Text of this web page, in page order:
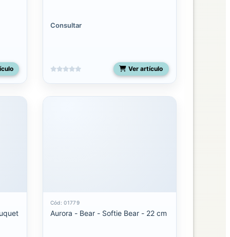
Consultar
Ver artículo
Cód: 01779
Aurora - Bear - Softie Bear - 22 cm